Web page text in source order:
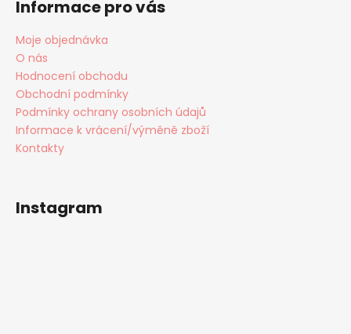
Informace pro vás
Moje objednávka
O nás
Hodnocení obchodu
Obchodní podmínky
Podmínky ochrany osobních údajů
Informace k vrácení/výměně zboží
Kontakty
Instagram